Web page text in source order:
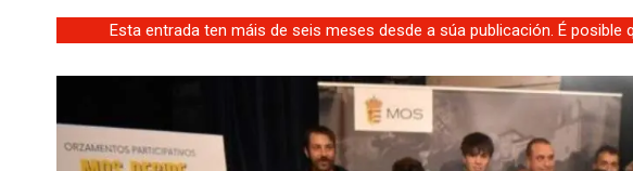
Esta entrada ten máis de seis meses desde a súa publicación. É